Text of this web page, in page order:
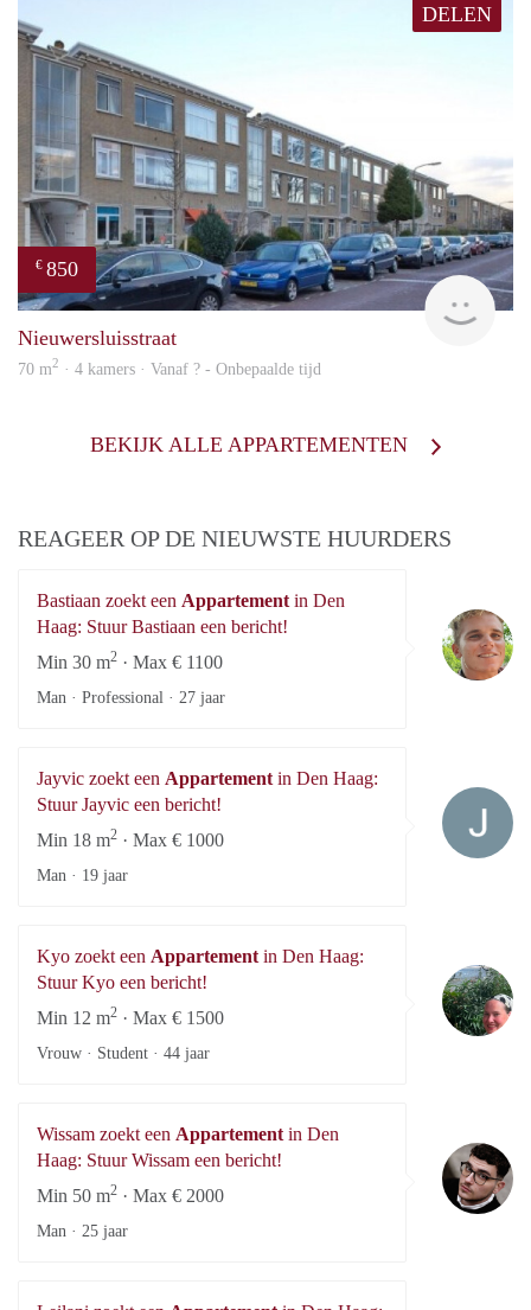
DELEN
€ 850
rent
Nieuwersluisstraat
70 m2 · 4 kamers · Vanaf ? - Onbepaalde tijd
BEKIJK ALLE APPARTEMENTEN
REAGEER OP DE NIEUWSTE HUURDERS
Bastiaan zoekt een Appartement in Den
Haag: Stuur Bastiaan een bericht!
Min 30 m2 · Max € 1100
Man · Professional · 27 jaar
Jayvic zoekt een Appartement in Den Haag:
Stuur Jayvic een bericht!
Min 18 m2 · Max € 1000
Man · 19 jaar
Kyo zoekt een Appartement in Den Haag:
Stuur Kyo een bericht!
Min 12 m2 · Max € 1500
Vrouw · Student · 44 jaar
Wissam zoekt een Appartement in Den
Haag: Stuur Wissam een bericht!
Min 50 m2 · Max € 2000
Man · 25 jaar